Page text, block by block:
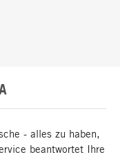
- alles zu haben,
beantwortet Ihre